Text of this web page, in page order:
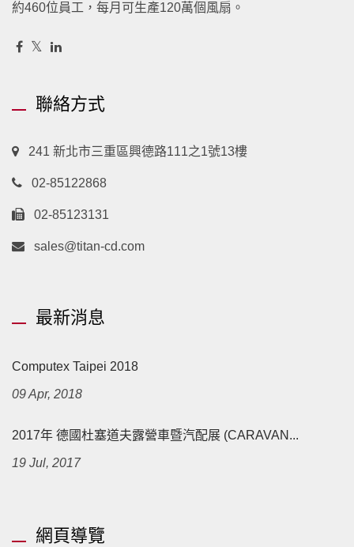
約460位員工，每月可生產120萬個風扇。
聯絡方式
241 新北市三重區興德路111之1號13樓
02-85122868
02-85123131
sales@titan-cd.com
最新消息
Computex Taipei 2018
09 Apr, 2018
2017年 德國杜塞道夫露營車暨汽配展 (CARAVAN...
19 Jul, 2017
網頁導覽